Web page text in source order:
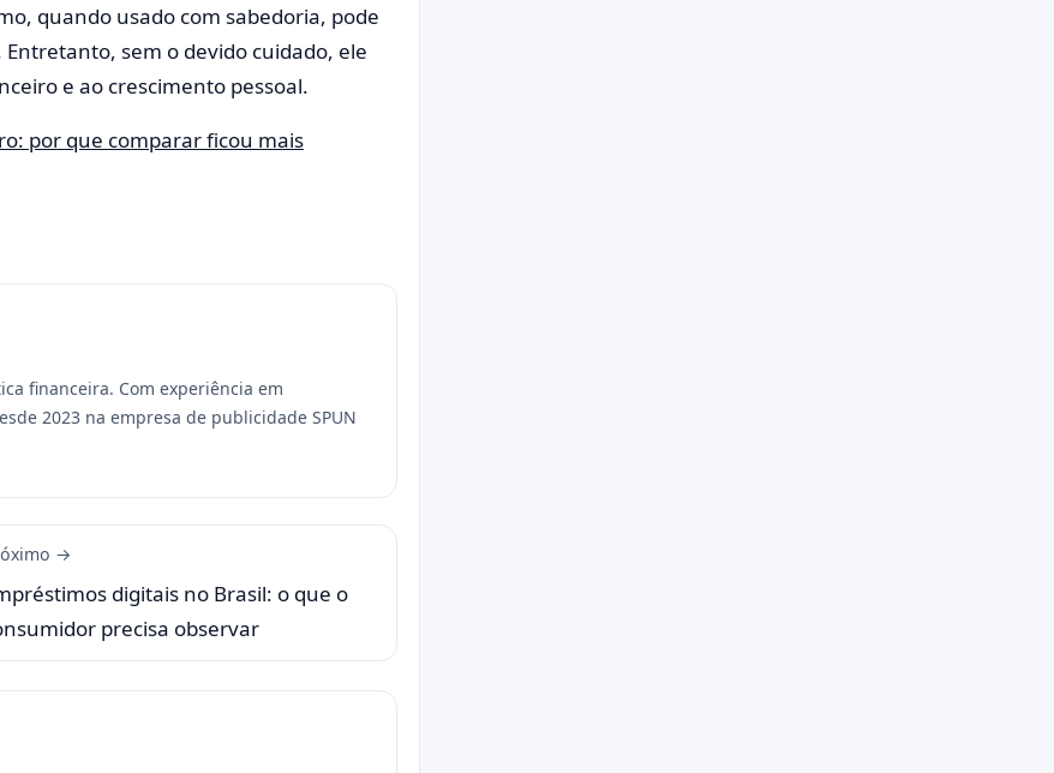
quando usado com sabedoria, pode
sem o devido cuidado, ele
e ao crescimento pessoal.
por que comparar ficou mais
financeira. Com experiência em
2023 na empresa de publicidade SPUN
→
digitais no Brasil: o que o
precisa observar